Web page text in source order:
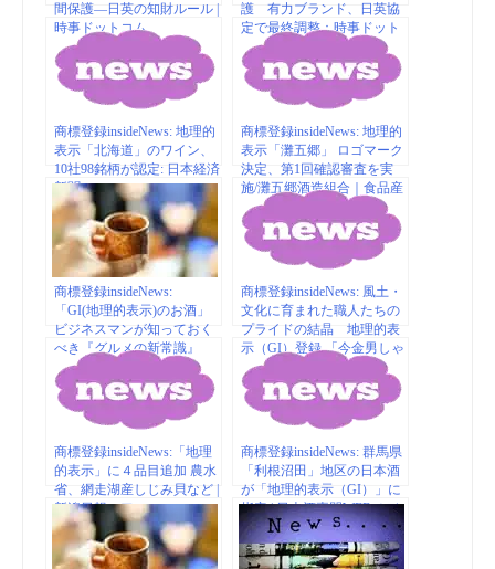
間保護―日英の知財ルール |
時事ドットコム
護 有力ブランド、日英協
定で最終調整：時事ドット
コム
商標登録insideNews: 地理的
表示「北海道」のワイン、
10社98銘柄が認定: 日本経済
新聞
商標登録insideNews: 地理的
表示「灘五郷」 ロゴマーク
決定、第1回確認審査を実
施/灘五郷酒造組合｜食品産
業新聞社ニュースWEB
商標登録insideNews:
「GI(地理的表示)のお酒」
ビジネスマンが知っておく
べき『グルメの新常識』
(79) | マイナビニュース
商標登録insideNews: 風土・
文化に育まれた職人たちの
プライドの結晶 地理的表
示（GI）登録 「今金男しゃ
く」 使用 今金男しゃく 北
海道の塩幻の芋 | 時事ドッ
トコム
商標登録insideNews:「地理
的表示」に４品目追加 農水
省、網走湖産しじみ貝など |
新潟日報モア
商標登録insideNews: 群馬県
「利根沼田」地区の日本酒
が「地理的表示（GI）」に
指定 | 日本酒専門WEBメデ
ィア「SAKETIMES」